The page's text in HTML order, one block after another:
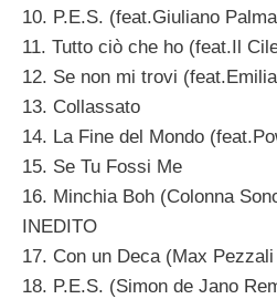
10. P.E.S. (feat.Giuliano
11. Tutto ciò che ho (feat.Il
12. Se non mi trovi
13. Collassato
14. La Fine del Mondo
15. Se Tu Fossi Me
16. Minchia Boh (Colonna
INEDITO
17. Con un Deca (Max
18. P.E.S. (Simon de Jano